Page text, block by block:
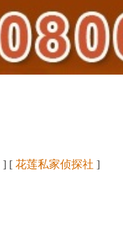
] [花莲私家侦探社 ]